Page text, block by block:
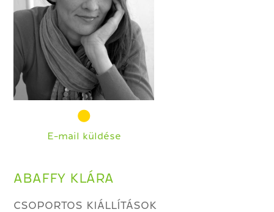
E-mail küldése
ABAFFY KLÁRA
CSOPORTOS KIÁLLÍTÁSOK